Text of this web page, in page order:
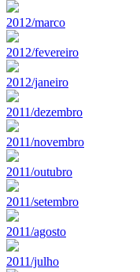
2012/marco
2012/fevereiro
2012/janeiro
2011/dezembro
2011/novembro
2011/outubro
2011/setembro
2011/agosto
2011/julho